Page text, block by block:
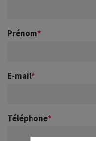
Prénom*
E-mail*
Téléphone*